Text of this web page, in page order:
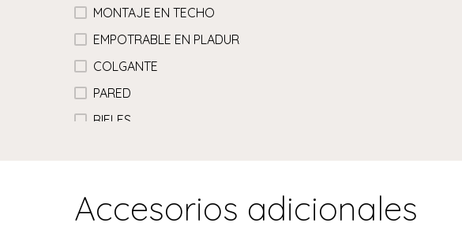
MONTAJE EN TECHO
EMPOTRABLE EN PLADUR
COLGANTE
PARED
RIELES
Accesorios adicionales